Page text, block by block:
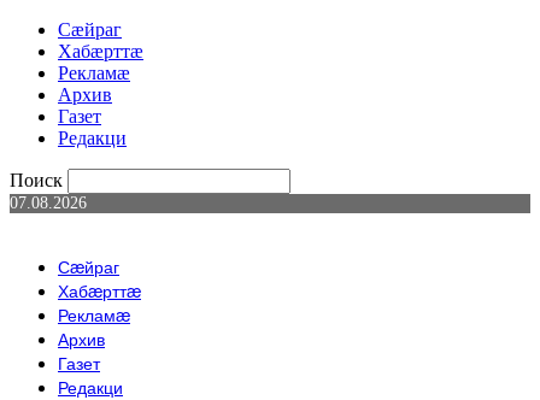
Сæйраг
Хабæрттæ
Рекламæ
Архив
Газет
Редакци
Поиск
07.08.2026
Сæйраг
Хабæрттæ
Рекламæ
Архив
Газет
Редакци